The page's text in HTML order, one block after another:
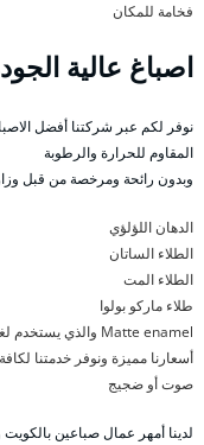
فخامة للمكان
اصباغ عالية
نوفر لكم عبر شركتنا أفضل
المقاوم للحرارة والرطوبة
وبدون رائحة ومرخصة من قبل
الدهان اللؤلؤي
الطلاء الساتان
الطلاء المت
طلاء ماركو بولوا
Matte enamel والذي يستخدم لغرف الأطفال والمطابخ بسبب سهولة تنظيفه
صوت أو ضجيج
لدينا أمهر عمال صباعين